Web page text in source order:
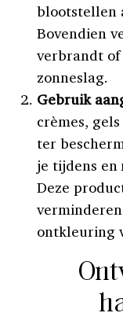
blootstellen
Bovendien
verbrandt
zonneslag.
Gebruik
crèmes,
ter
je tijdens en
Deze
ontkleuring